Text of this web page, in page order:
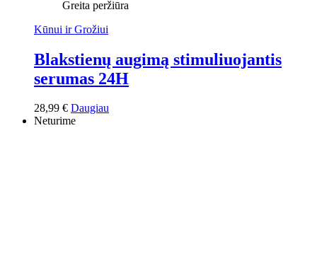
Greita peržiūra
Kūnui ir Grožiui
Blakstienų augimą stimuliuojantis
serumas 24H
28,99 € Daugiau
Neturime